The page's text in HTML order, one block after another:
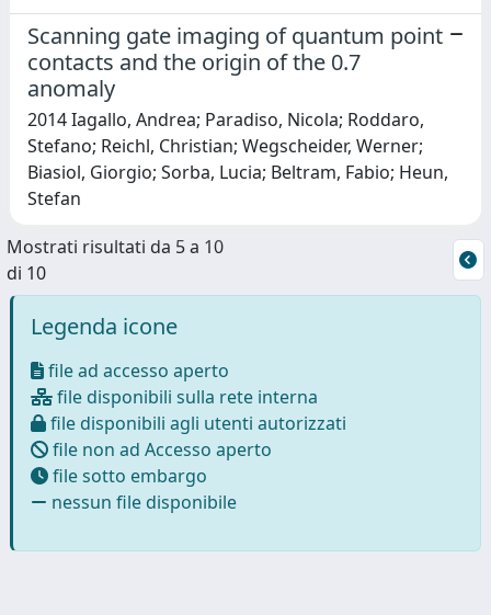
Scanning gate imaging of quantum point
contacts and the origin of the 0.7
anomaly
2014 Iagallo, Andrea; Paradiso, Nicola; Roddaro,
Stefano; Reichl, Christian; Wegscheider, Werner;
Biasiol, Giorgio; Sorba, Lucia; Beltram, Fabio; Heun,
Stefan
Mostrati risultati da 5 a 10
di 10
Legenda icone
file ad accesso aperto
file disponibili sulla rete interna
file disponibili agli utenti autorizzati
file non ad Accesso aperto
file sotto embargo
nessun file disponibile